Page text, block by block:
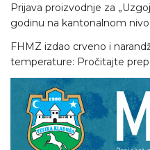
Prijava proizvodnje za
godinu na kantonalnom
FHMZ izdao crveno i
temperature: Pročitajte